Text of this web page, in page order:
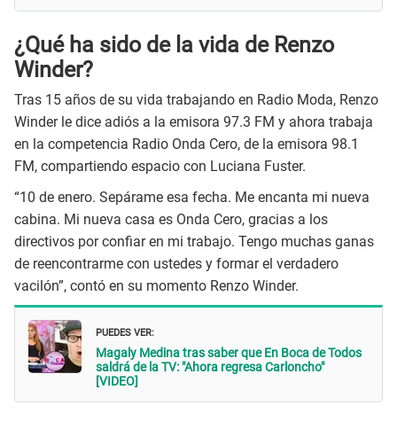
¿Qué ha sido de la vida de Renzo
Winder?
Tras 15 años de su vida trabajando en Radio Moda, Renzo
Winder le dice adiós a la emisora 97.3 FM y ahora trabaja
en la competencia Radio Onda Cero, de la emisora 98.1
FM, compartiendo espacio con Luciana Fuster.
“10 de enero. Sepárame esa fecha. Me encanta mi nueva
cabina. Mi nueva casa es Onda Cero, gracias a los
directivos por confiar en mi trabajo. Tengo muchas ganas
de reencontrarme con ustedes y formar el verdadero
vacilón”, contó en su momento Renzo Winder.
PUEDES VER:
Magaly Medina tras saber que En Boca de Todos
saldrá de la TV: "Ahora regresa Carloncho"
[VIDEO]